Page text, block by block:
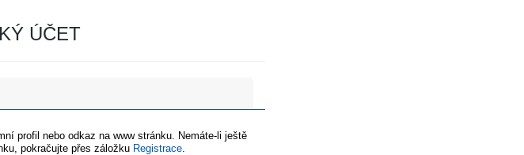
ÚČET
profil nebo odkaz na www stránku. Nemáte-li ještě
pokračujte přes záložku Registrace